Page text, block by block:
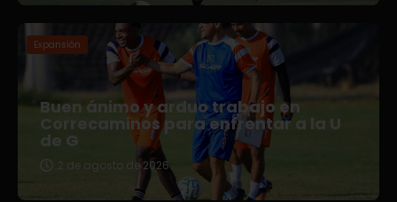
Expansión
Buen ánimo y arduo trabajo en
Correcaminos para enfrentar a la U
de G
2 de agosto de 2026